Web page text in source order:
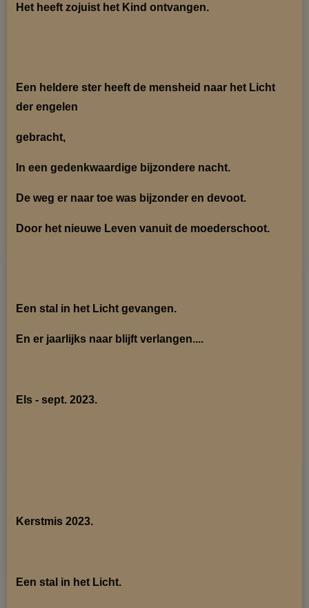
Het heeft zojuist het Kind ontvangen.
Een heldere ster heeft de mensheid naar het Licht
der engelen
gebracht,
In een gedenkwaardige bijzondere nacht.
De weg er naar toe was bijzonder en devoot.
Door het nieuwe Leven vanuit de moederschoot.
Een stal in het Licht gevangen.
En er jaarlijks naar blijft verlangen....
Els - sept. 2023.
Kerstmis 2023.
Een stal in het Licht.